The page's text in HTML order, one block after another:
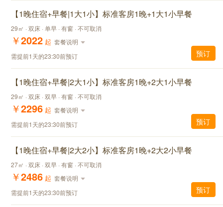
【1晚住宿+早餐|1大1小】标准客房1晚+1大1小早餐
29㎡ · 双床 · 单早 · 有窗 · 不可取消
￥2022 起 套餐说明
需提前1天的23:30前预订
预订
【1晚住宿+早餐|2大1小】标准客房1晚+2大1小早餐
29㎡ · 双床 · 双早 · 有窗 · 不可取消
￥2296 起 套餐说明
需提前1天的23:30前预订
预订
【1晚住宿+早餐|2大2小】标准客房1晚+2大2小早餐
27㎡ · 双床 · 双早 · 有窗 · 不可取消
￥2486 起 套餐说明
需提前1天的23:30前预订
预订